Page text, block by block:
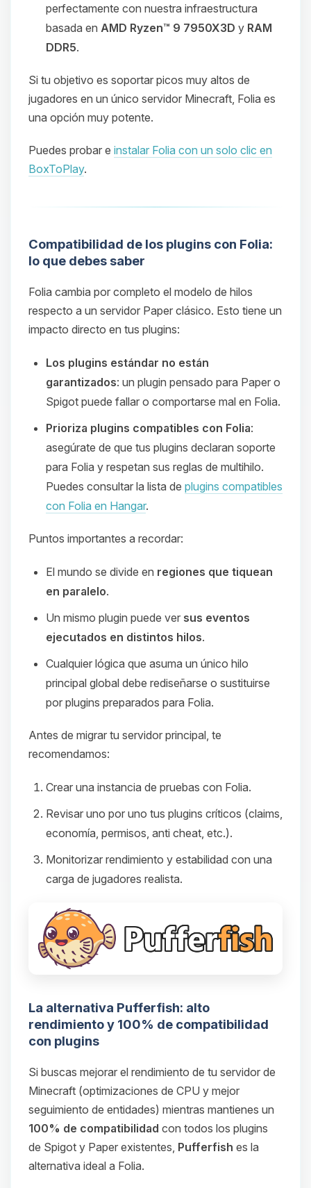
perfectamente con nuestra infraestructura
basada en AMD Ryzen™ 9 7950X3D y RAM
DDR5.
Si tu objetivo es soportar picos muy altos de
jugadores en un único servidor Minecraft, Folia es
una opción muy potente.
Puedes probar e instalar Folia con un solo clic en
BoxToPlay.
Compatibilidad de los plugins con Folia:
lo que debes saber
Folia cambia por completo el modelo de hilos
respecto a un servidor Paper clásico. Esto tiene un
impacto directo en tus plugins:
Los plugins estándar no están
garantizados: un plugin pensado para Paper o
Spigot puede fallar o comportarse mal en Folia.
Prioriza plugins compatibles con Folia:
asegúrate de que tus plugins declaran soporte
para Folia y respetan sus reglas de multihilo.
Puedes consultar la lista de plugins compatibles
con Folia en Hangar.
Puntos importantes a recordar:
El mundo se divide en regiones que tiquean
en paralelo.
Un mismo plugin puede ver sus eventos
ejecutados en distintos hilos.
Cualquier lógica que asuma un único hilo
principal global debe rediseñarse o sustituirse
por plugins preparados para Folia.
Antes de migrar tu servidor principal, te
recomendamos:
Crear una instancia de pruebas con Folia.
Revisar uno por uno tus plugins críticos (claims,
economía, permisos, anti cheat, etc.).
Monitorizar rendimiento y estabilidad con una
carga de jugadores realista.
La alternativa Pufferfish: alto
rendimiento y 100% de compatibilidad
con plugins
Si buscas mejorar el rendimiento de tu servidor de
Minecraft (optimizaciones de CPU y mejor
seguimiento de entidades) mientras mantienes un
100% de compatibilidad con todos los plugins
de Spigot y Paper existentes, Pufferfish es la
alternativa ideal a Folia.